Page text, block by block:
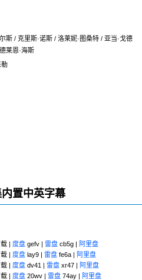
斯 / 克里斯·诺斯 / 洛莱妮·图桑特 / 亚当·戈德
莱恩·海斯
勒
置中英字幕
| 度盘 gefv | 雷盘 cb5g | 阿里盘
| 度盘 lay9 | 雷盘 fe6a | 阿里盘
| 度盘 dv41 | 雷盘 xr47 | 阿里盘
| 度盘 20wv | 雷盘 74ay | 阿里盘